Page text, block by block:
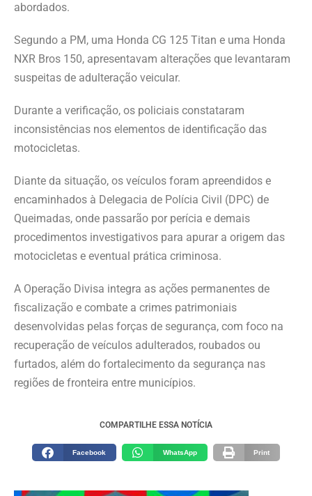
abordados.
Segundo a PM, uma Honda CG 125 Titan e uma Honda
NXR Bros 150, apresentavam alterações que levantaram
suspeitas de adulteração veicular.
Durante a verificação, os policiais constataram
inconsistências nos elementos de identificação das
motocicletas.
Diante da situação, os veículos foram apreendidos e
encaminhados à Delegacia de Polícia Civil (DPC) de
Queimadas, onde passarão por perícia e demais
procedimentos investigativos para apurar a origem das
motocicletas e eventual prática criminosa.
A Operação Divisa integra as ações permanentes de
fiscalização e combate a crimes patrimoniais
desenvolvidas pelas forças de segurança, com foco na
recuperação de veículos adulterados, roubados ou
furtados, além do fortalecimento da segurança nas
regiões de fronteira entre municípios.
COMPARTILHE ESSA NOTÍCIA
Facebook WhatsApp Print